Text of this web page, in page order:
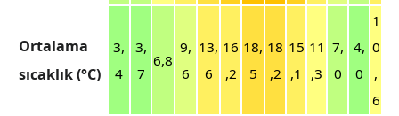
Ortalama
sıcaklık (°C)
3,
4
3,
7
6,8
9,
6
13,
6
16
,2
18,
5
18
,2
15
,1
11
,3
7,
0
4,
0
1
0
,
6